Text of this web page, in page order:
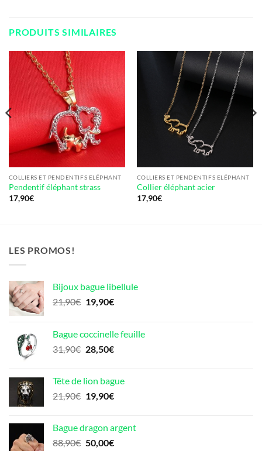
PRODUITS SIMILAIRES
COLLIERS ET PENDENTIFS ELÉPHANT
Pendentif éléphant strass
17,90€
COLLIERS ET PENDENTIFS ELÉPHANT
Collier éléphant acier
17,90€
LES PROMOS!
Bijoux bague libellule
21,90€ Le
était :
21,90€.
19,90€Le
est :
19,90€.
Bague coccinelle feuille
31,90€ Le
était :
31,90€.
28,50€Le
est :
28,50€.
Tête de lion bague
21,90€ Le
était :
21,90€.
19,90€Le
est :
19,90€.
Bague dragon argent
88,90€ Le
50,00€Le